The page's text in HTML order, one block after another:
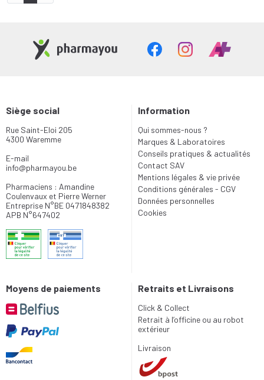
Siège social
Rue Saint-Eloi 205
4300 Waremme
E-mail
info@pharmayou.be
Pharmaciens : Amandine
Coulenvaux et Pierre Werner
Entreprise N°BE 0471848382
APB N°647402
Information
Qui sommes-nous ?
Marques & Laboratoires
Conseils pratiques & actualités
Contact SAV
Mentions légales & vie privée
Conditions générales - CGV
Données personnelles
Cookies
Moyens de paiements Retraits et Livraisons
Click & Collect
Retrait à l’officine ou au robot
extérieur
Livraison